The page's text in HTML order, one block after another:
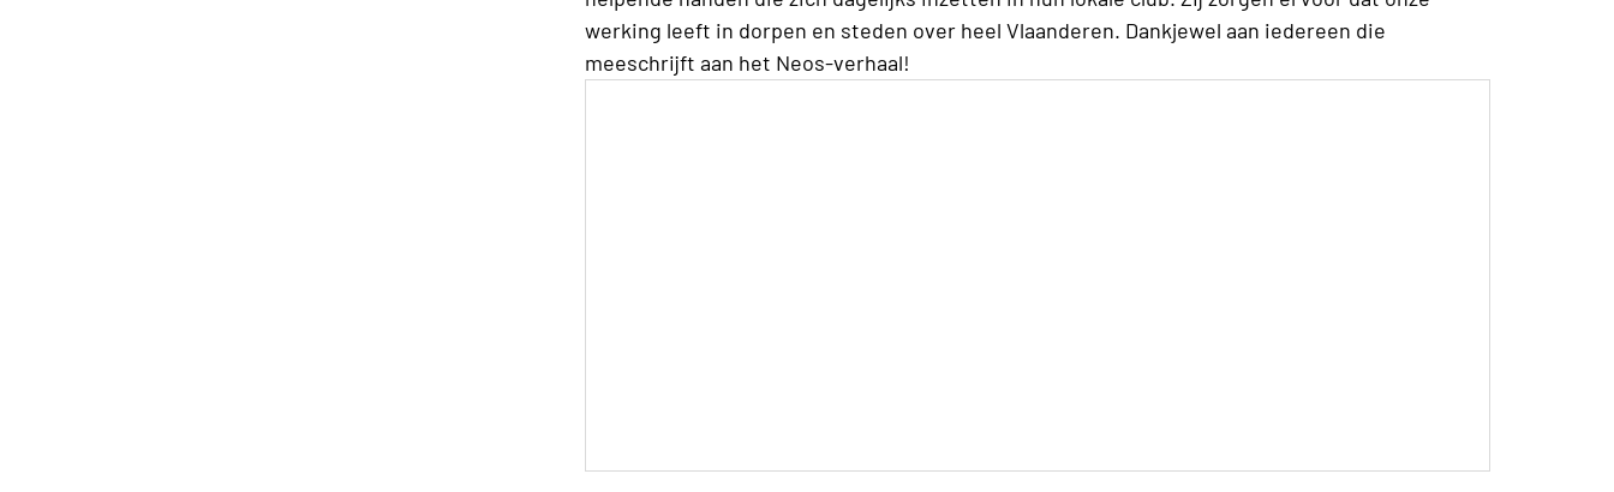
werking leeft in dorpen en steden over heel Vlaanderen. Dankjewel aan iedereen die
meeschrijft aan het Neos-verhaal!